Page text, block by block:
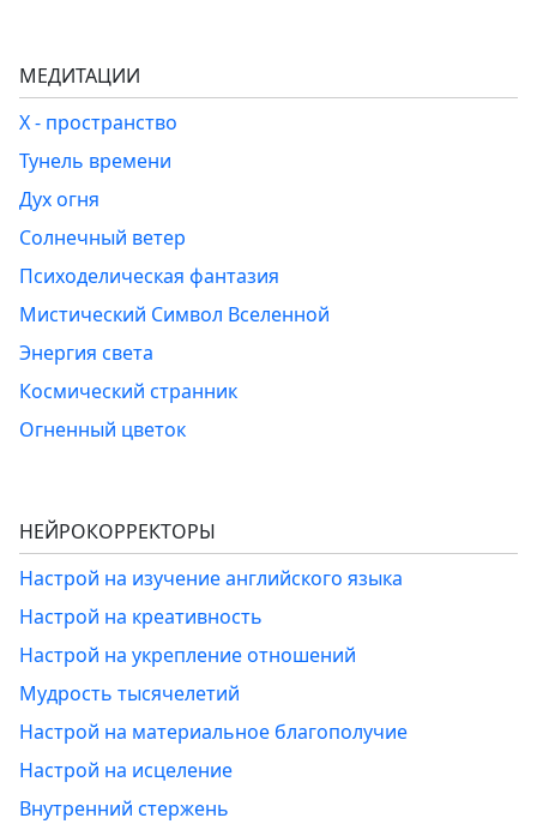
МЕДИТАЦИИ
Х - пространство
Тунель времени
Дух огня
Солнечный ветер
Психоделическая фантазия
Мистический Символ Вселенной
Энергия света
Космический странник
Огненный цветок
НЕЙРОКОРРЕКТОРЫ
Настрой на изучение английского языка
Настрой на креативность
Настрой на укрепление отношений
Мудрость тысячелетий
Настрой на материальное благополучие
Настрой на исцеление
Внутренний стержень